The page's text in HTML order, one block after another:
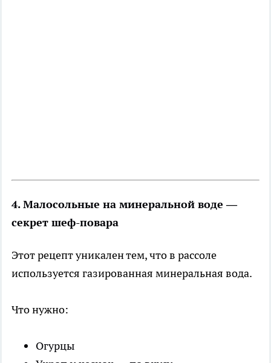
4. Малосольные на минеральной воде —
секрет шеф-повара
Этот рецепт уникален тем, что в рассоле
используется газированная минеральная вода.
Что нужно:
Огурцы